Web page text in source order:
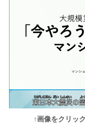
↑画像をクリッ